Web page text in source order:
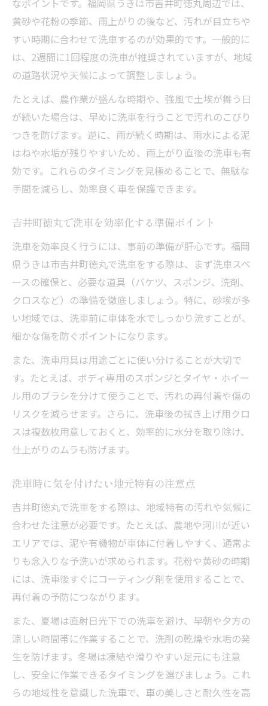
洗車の順序で差がつく美観キープのポイン
ト
洗車道具の選定基準と使い分けのコツ
洗車後に差がつくケアの秘訣
洗車後に行いたい簡単メンテナンス術
洗車後の仕上げで車内外の清潔感を維持
洗車後の水滴対策とコーティングの重要性
洗車後に見落としがちな細部のケアポイン
ト
洗車後のトラブルを防ぐための予防策
快適カーライフのための洗車入門
洗車の習慣化で得られる安心とメリット
洗車を楽に続けるための時短テクニック
洗車をきっかけに愛車への愛着を深める方
法
洗車の知識を家族や仲間と共有する楽しみ
方
なポイントです。福岡県うきは市吉井町徳丸周辺では、
黄砂や花粉の季節、雨上がりの後など、汚れが目立ちや
すい時期に合わせて洗車するのが効果的です。一般的に
は、2週間に1回程度の洗車が推奨されていますが、地域
の道路状況や天候によって調整しましょう。
たとえば、農作業が盛んな時期や、強風で土埃が舞う日
が続いた場合は、早めに洗車を行うことで汚れのこびり
つきを防げます。逆に、雨が続く時期は、雨水による泥
はねや水垢が残りやすいため、雨上がり直後の洗車も有
効です。これらのタイミングを見極めることで、無駄な
手間を減らし、効率良く車を保護できます。
吉井町徳丸で洗車を効率化する準備ポイント
洗車を効率良く行うには、事前の準備が肝心です。福岡
県うきは市吉井町徳丸で洗車をする際は、まず洗車スペ
ースの確保と、必要な道具（バケツ、スポンジ、洗剤、
クロスなど）の準備を徹底しましょう。特に、砂埃が多
い地域では、洗車前に車体を水でしっかり流すことが、
細かな傷を防ぐポイントになります。
また、洗車用具は用途ごとに使い分けることが大切で
す。たとえば、ボディ専用のスポンジとタイヤ・ホイー
ル用のブラシを分けて使うことで、汚れの再付着や傷の
リスクを減らせます。さらに、洗車後の拭き上げ用クロ
スは複数枚用意しておくと、効率的に水分を取り除け、
仕上がりのムラも防げます。
洗車時に気を付けたい地元特有の注意点
吉井町徳丸で洗車をする際は、地域特有の汚れや気候に
合わせた注意が必要です。たとえば、農地や河川が近い
エリアでは、泥や有機物が車体に付着しやすく、通常よ
りも念入りな予洗いが求められます。花粉や黄砂の時期
には、洗車後すぐにコーティング剤を使用することで、
再付着の予防につながります。
また、夏場は直射日光下での洗車を避け、早朝や夕方の
涼しい時間帯に作業することで、洗剤の乾燥や水垢の発
生を防げます。冬場は凍結や滑りやすい足元にも注意
し、安全に作業できるタイミングを選びましょう。これ
らの地域性を意識した洗車で、車の美しさと耐久性を高